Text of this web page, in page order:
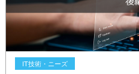
IT技術・ニーズ